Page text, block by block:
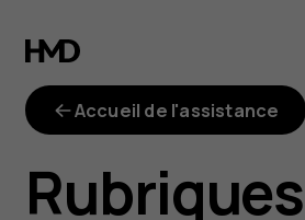
Je
souhaite
économiser
Accueil de l'assistance
Rubriques